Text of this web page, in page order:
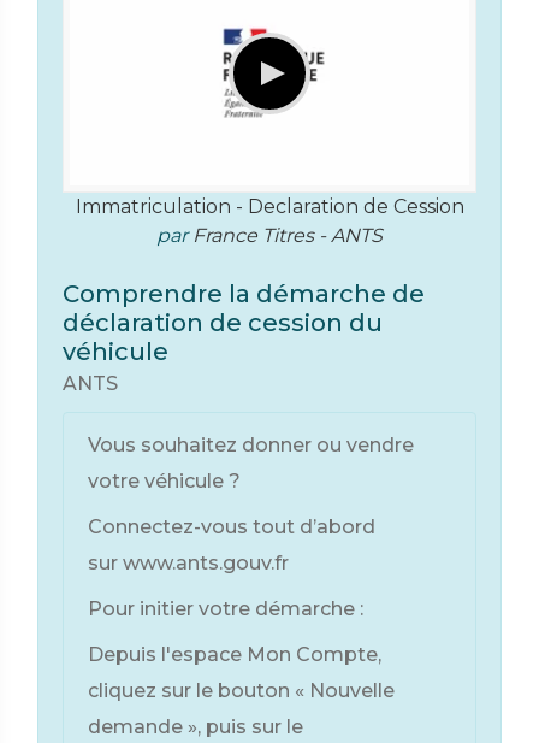
Immatriculation - Declaration de Cession
par France Titres - ANTS
Comprendre la démarche de
déclaration de cession du
véhicule
ANTS
Vous souhaitez donner ou vendre
votre véhicule ?
Connectez-vous tout d’abord
sur www.ants.gouv.fr
Pour initier votre démarche :
Depuis l'espace Mon Compte,
cliquez sur le bouton « Nouvelle
demande », puis sur le